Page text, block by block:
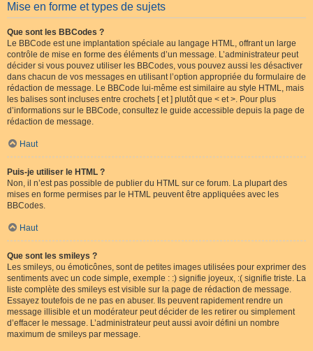
Mise en forme et types de sujets
Que sont les BBCodes ?
Le BBCode est une implantation spéciale au langage HTML, offrant un large
contrôle de mise en forme des éléments d’un message. L’administrateur peut
décider si vous pouvez utiliser les BBCodes, vous pouvez aussi les désactiver
dans chacun de vos messages en utilisant l’option appropriée du formulaire de
rédaction de message. Le BBCode lui-même est similaire au style HTML, mais
les balises sont incluses entre crochets [ et ] plutôt que < et >. Pour plus
d’informations sur le BBCode, consultez le guide accessible depuis la page de
rédaction de message.
Haut
Puis-je utiliser le HTML ?
Non, il n’est pas possible de publier du HTML sur ce forum. La plupart des
mises en forme permises par le HTML peuvent être appliquées avec les
BBCodes.
Haut
Que sont les smileys ?
Les smileys, ou émoticônes, sont de petites images utilisées pour exprimer des
sentiments avec un code simple, exemple : :) signifie joyeux, :( signifie triste. La
liste complète des smileys est visible sur la page de rédaction de message.
Essayez toutefois de ne pas en abuser. Ils peuvent rapidement rendre un
message illisible et un modérateur peut décider de les retirer ou simplement
d’effacer le message. L’administrateur peut aussi avoir défini un nombre
maximum de smileys par message.